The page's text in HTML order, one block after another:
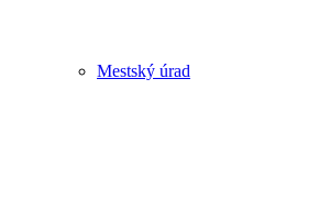
Mestský úrad